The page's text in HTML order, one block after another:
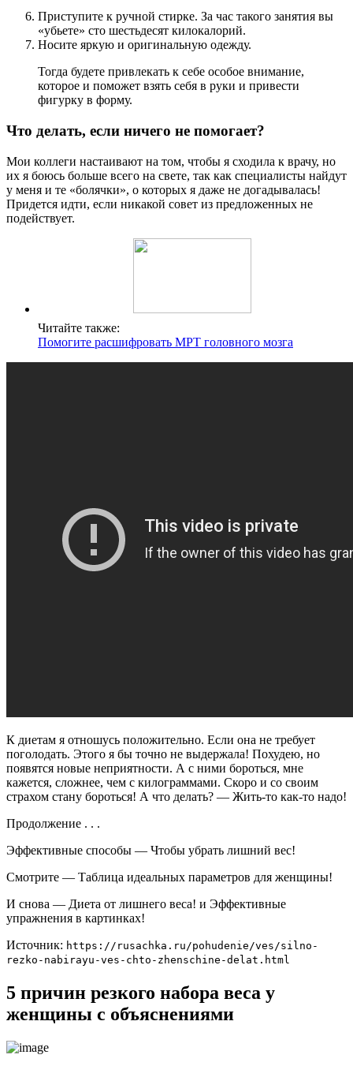
Приступите к ручной стирке. За час такого занятия вы
«убьете» сто шестьдесят килокалорий.
Носите яркую и оригинальную одежду.
Тогда будете привлекать к себе особое внимание,
которое и поможет взять себя в руки и привести
фигурку в форму.
Что делать, если ничего не помогает?
Мои коллеги настаивают на том, чтобы я сходила к врачу, но
их я боюсь больше всего на свете, так как специалисты найдут
у меня и те «болячки», о которых я даже не догадывалась!
Придется идти, если никакой совет из предложенных не
подействует.
Читайте также:
Помогите расшифровать МРТ головного мозга
К диетам я отношусь положительно. Если она не требует
поголодать. Этого я бы точно не выдержала! Похудею, но
появятся новые неприятности. А с ними бороться, мне
кажется, сложнее, чем с килограммами. Скоро и со своим
страхом стану бороться! А что делать? — Жить-то как-то надо!
Продолжение . . .
Эффективные способы — Чтобы убрать лишний вес!
Смотрите — Таблица идеальных параметров для женщины!
И снова — Диета от лишнего веса! и Эффективные
упражнения в картинках!
Источник: https://rusachka.ru/pohudenie/ves/silno-
rezko-nabirayu-ves-chto-zhenschine-delat.html
5 причин резкого набора веса у
женщины с объяснениями